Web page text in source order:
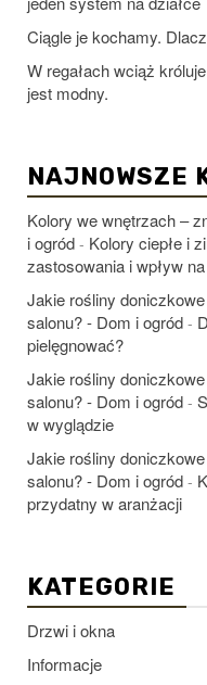
Ciągle je kochamy.
W regałach wciąż
jest modny.
NAJNOWSZE
Kolory we wnętrzach –
i ogród - Kolory ciepłe i
zastosowania i wpływ
Jakie rośliny
salonu? - Dom i ogród -
pielęgnować?
Jakie rośliny
salonu? - Dom i ogród -
w wyglądzie
Jakie rośliny
salonu? - Dom i ogród -
przydatny w aranżacji
KATEGORIE
Drzwi i okna
Informacje